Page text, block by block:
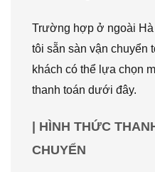
Trường hợp ở ngoài
tôi sẵn sàn vận chuyển
khách có thể lựa chọn
thanh toán dưới đây.
| HÌNH THỨC
CHUYỂN